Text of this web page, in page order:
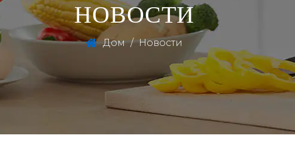
НОВОСТИ
Дом / Новости